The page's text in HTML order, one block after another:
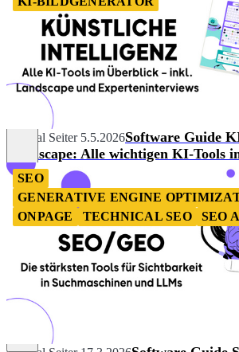
Chantal Seiter 5.5.2026Software Guide
Landscape: Alle wichtigen KI-Tools
SEO
GENERATIVE ENGINE
ONPAGE
TECHNICAL SEO SEO